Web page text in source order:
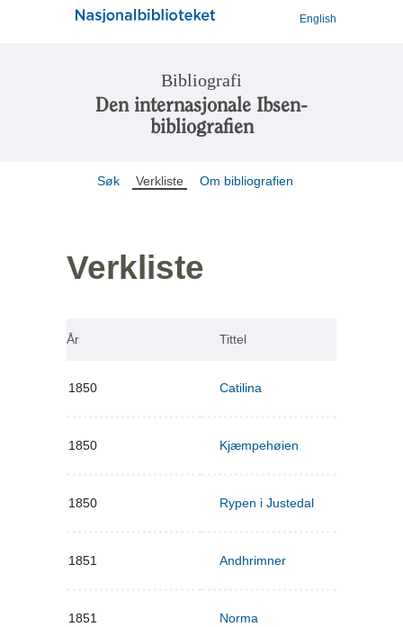
English
Bibliografi
Den internasjonale Ibsen-
bibliografien
Søk Verkliste Om bibliografien
Verkliste
År Tittel
1850 Catilina
1850 Kjæmpehøien
1850 Rypen i Justedal
1851 Andhrimner
1851 Norma